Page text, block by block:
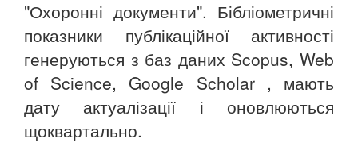
"Охоронні документи". Бібліометричні
показники публікаційної активності
генеруються з баз даних Scopus, Web
of Science, Google Scholar , мають
дату актуалізації і оновлюються
щоквартально.